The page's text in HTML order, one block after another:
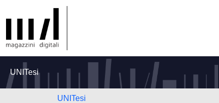
UNITesi
UNITesi